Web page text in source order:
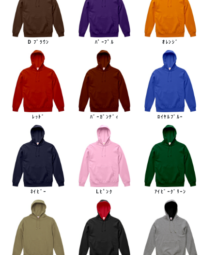
D ﾌﾞﾗｳﾝ ﾊﾟｰﾌﾟﾙ ｵﾚﾝｼﾞ
ﾚｯﾄﾞ ﾊﾞｰｶﾞﾝﾃﾞｨ ﾛｲﾔﾙﾌﾞﾙｰ
ﾈｲﾋﾞｰ Lﾋﾟﾝｸ ｱｲﾋﾞｰｸﾞﾘｰﾝ